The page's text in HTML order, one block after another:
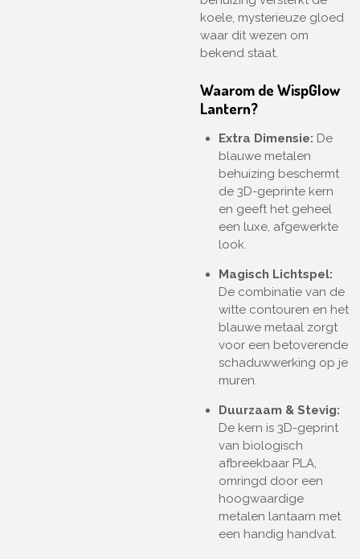
koele, mysterieuze gloed
waar dit wezen om
bekend staat.
Waarom de WispGlow
Lantern?
Extra Dimensie: De
blauwe metalen
behuizing beschermt
de 3D-geprinte kern
en geeft het geheel
een luxe, afgewerkte
look.
Magisch Lichtspel:
De combinatie van de
witte contouren en het
blauwe metaal zorgt
voor een betoverende
schaduwwerking op je
muren.
Duurzaam & Stevig:
De kern is 3D-geprint
van biologisch
afbreekbaar PLA,
omringd door een
hoogwaardige
metalen lantaarn met
een handig handvat.